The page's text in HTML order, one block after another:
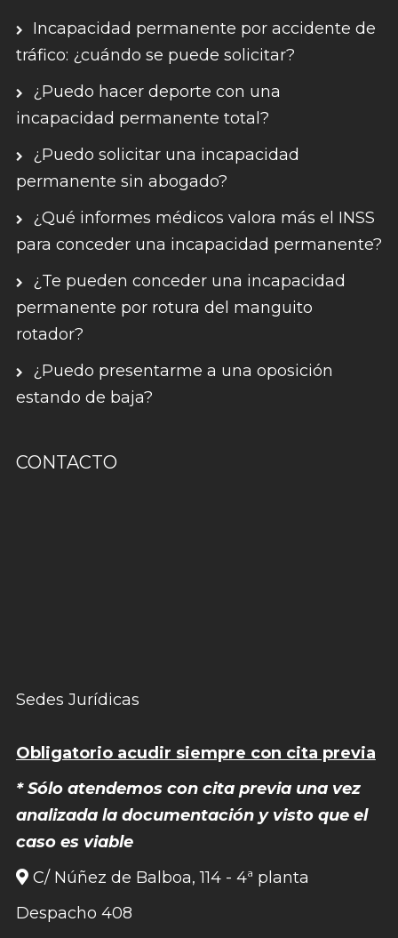
Incapacidad permanente por accidente de
tráfico: ¿cuándo se puede solicitar?
¿Puedo hacer deporte con una
incapacidad permanente total?
¿Puedo solicitar una incapacidad
permanente sin abogado?
¿Qué informes médicos valora más el INSS
para conceder una incapacidad permanente?
¿Te pueden conceder una incapacidad
permanente por rotura del manguito
rotador?
¿Puedo presentarme a una oposición
estando de baja?
CONTACTO
Sedes Jurídicas
Obligatorio acudir siempre con cita previa
* Sólo atendemos con cita previa una vez
analizada la documentación y visto que el
caso es viable
C/ Núñez de Balboa, 114 - 4ª planta
Despacho 408